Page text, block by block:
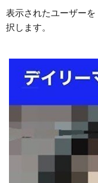
表示されたユーザーを
択します。